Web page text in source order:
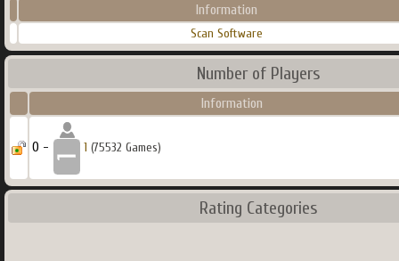
Information
Scan Software
Number of Players
Information
0 - 1 (75532 Games)
Rating Categories